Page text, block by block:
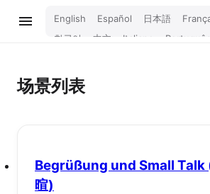
English Español 日本語
한국어
中文 Italiano Português
Bahasa Indonesia
场景列表
Begrüßung und Small Talk
暄)